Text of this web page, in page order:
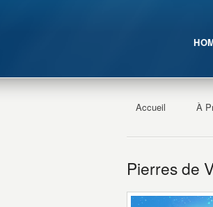
Accueil À
Pierres de